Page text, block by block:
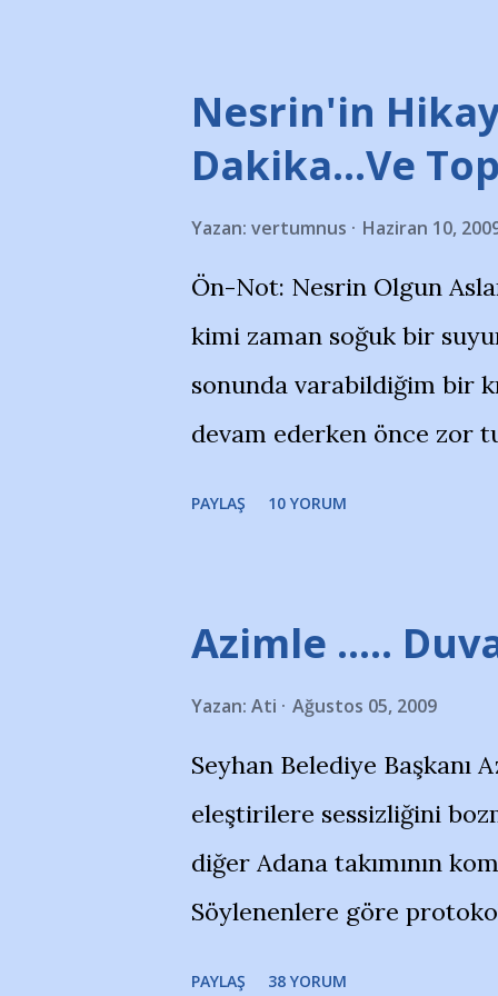
stadı önünde yaklaşık
takımlarının Futbol
görmek istemediklerini bir
bildiriyordu.. Bu grup
''Açık ve net olarak
yanısıra, bu takımlara ait
Bursa Büyükşehir
merkezlerini de
Nesrin'in
Dakika…Ve
Yazan: vertumnus Haziran 10,
Ön-Not: Nesrin Olgun
kimi zaman soğuk bir
sonunda varabildiğim bir
devam ederken önce zor
Temsilcisi Faruk Zapçı’nın
Hikayesi’ne başlıyorum…
kenarında 7 yaşında kara
içinde Adana Demirspor
çoğunlukta. Küçük kız
Nesrin, Adana
Giriyor havuza. 1973 –
PAYLAŞ 10 YORUM
Azimle .....
Yazan: Ati Ağustos 05, 2009
Seyhan Belediye Başkanı
eleştirilere sessizliğini
diğer Adana takımının
Söylenenlere göre
PAYLAŞ 38 YORUM